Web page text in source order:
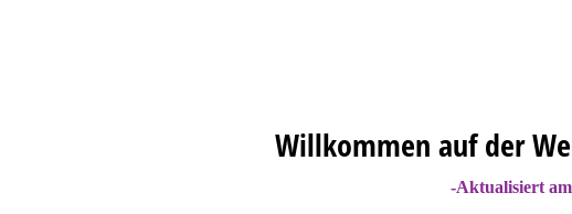
Willkommen auf der
-Aktualisiert